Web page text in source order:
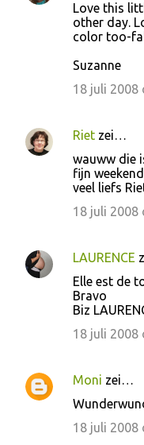
Love this
other day.
color too-
Suzanne
18 juli 2008
Riet zei…
wauww die
fijn
veel liefs
18 juli 2008
LAURENCE
Elle est de
Bravo
Biz
18 juli 2008
Moni zei…
18 juli 2008